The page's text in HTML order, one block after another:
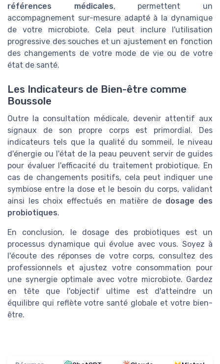
références médicales, permettent un
accompagnement sur-mesure adapté à la dynamique
de votre microbiote. Cela peut inclure l'utilisation
progressive des souches et un ajustement en fonction
des changements de votre mode de vie ou de votre
état de santé.
Les Indicateurs de Bien-être comme
Boussole
Outre la consultation médicale, devenir attentif aux
signaux de son propre corps est primordial. Des
indicateurs tels que la qualité du sommeil, le niveau
d'énergie ou l'état de la peau peuvent servir de guides
pour évaluer l'efficacité du traitement probiotique. En
cas de changements positifs, cela peut indiquer une
symbiose entre la dose et le besoin du corps, validant
ainsi les choix effectués en matière de dosage des
probiotiques.
En conclusion, le dosage des probiotiques est un
processus dynamique qui évolue avec vous. Soyez à
l'écoute des réponses de votre corps, consultez des
professionnels et ajustez votre consommation pour
une synergie optimale avec votre microbiote. Gardez
en tête que l'objectif ultime est d'atteindre un
équilibre qui reflète votre santé globale et votre bien-
être.